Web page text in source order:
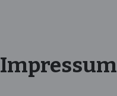
Impressum